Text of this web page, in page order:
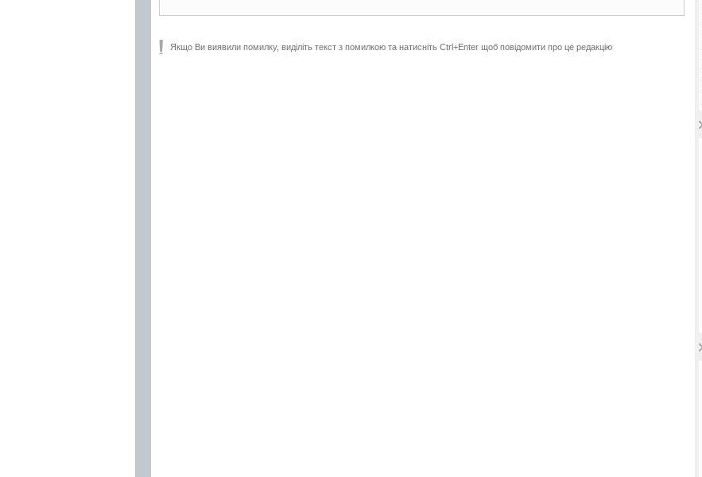
Якщо Ви виявили помилку, виділіть текст з помилкою та натисніть Ctrl+Enter щоб повідомити про це редакцію